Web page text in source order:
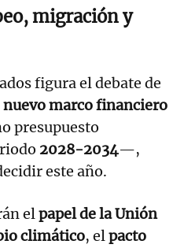
migración y
figura el debate de
nuevo marco financiero
presupuesto
2028-2034—,
este año.
elpapel de la Unión
climático, elpacto